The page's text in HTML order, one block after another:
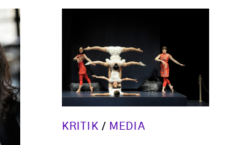
KRITIK / MEDIA